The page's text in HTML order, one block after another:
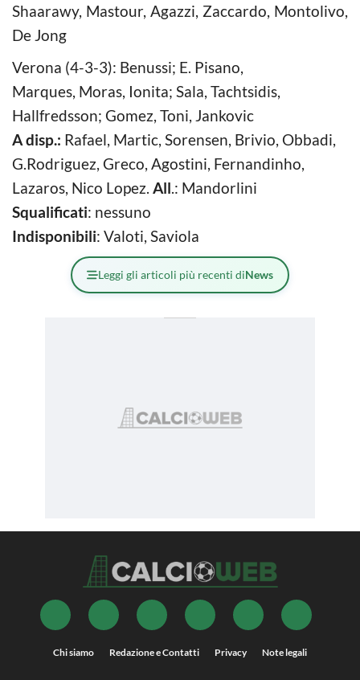
Shaarawy, Mastour, Agazzi, Zaccardo, Montolivo,
De Jong
Verona (4-3-3): Benussi; E. Pisano,
Marques, Moras, Ionita; Sala, Tachtsidis,
Hallfredsson; Gomez, Toni, Jankovic
A disp.: Rafael, Martic, Sorensen, Brivio, Obbadi,
G.Rodriguez, Greco, Agostini, Fernandinho,
Lazaros, Nico Lopez. All.: Mandorlini
Squalificati: nessuno
Indisponibili: Valoti, Saviola
Leggi gli articoli più recenti diNews
Chi siamo Redazione e Contatti Privacy Note legali